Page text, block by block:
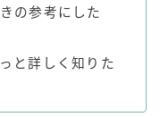
の参考にした
と詳しく知りた